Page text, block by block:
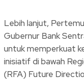
Lebih lanjut,
Gubernur Bank
untuk memperkuat
inisiatif di bawah
(RFA) Future